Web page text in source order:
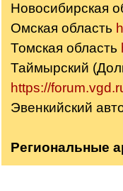
Новосибирская
Омская область
Томская область
Таймырский
https://
Эвенкийский
Региональные